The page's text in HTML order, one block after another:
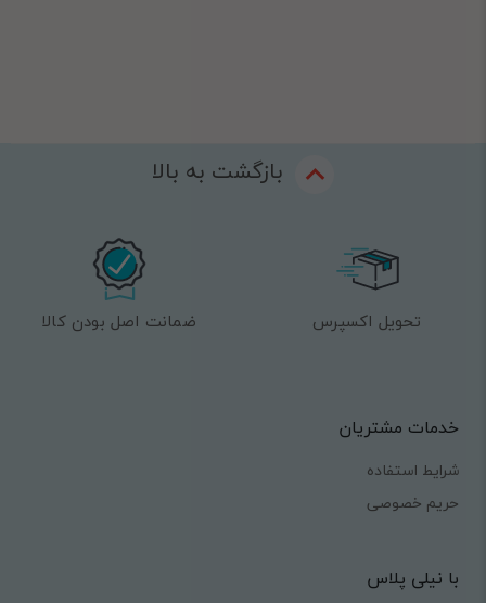
بازگشت به بالا
تحویل اکسپرس ضمانت اصل بودن کالا
خدمات مشتریان
شرایط استفاده
حریم خصوصی
با نیلی پلاس